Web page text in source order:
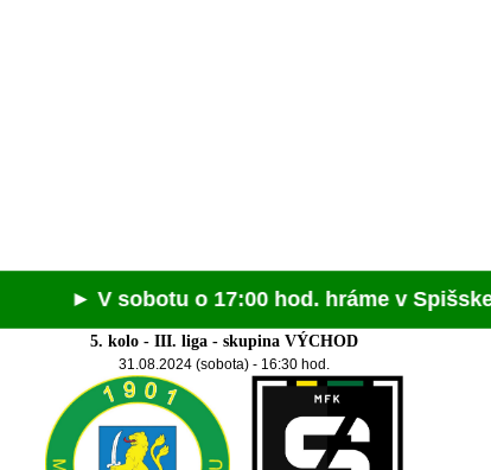
► V sobotu o 17:00 hod. hráme v Spišskej
5. kolo - III. liga - skupina VÝCHOD
31.08.2024 (sobota) - 16:30 hod.